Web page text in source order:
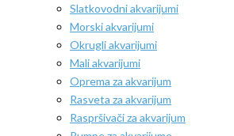
Slatkovodni akvarijumi
Morski akvarijumi
Okrugli akvarijumi
Mali akvarijumi
Oprema za akvarijum
Rasveta za akvarijum
Raspršivači za akvarijum